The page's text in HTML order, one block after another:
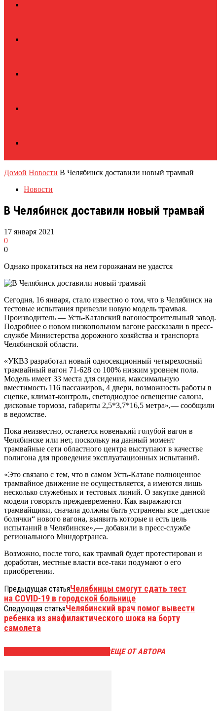
Домой Новости В Челябинск доставили новый трамвай
Новости
В Челябинск доставили новый трамвай
17 января 2021
0
0
Однако прокатиться на нем горожанам не удастся
Сегодня, 16 января, стало известно о том, что в Челябинск на
тестовые испытания привезли новую модель трамвая.
Производитель — Усть-Катавский вагоностроительный завод.
Подробнее о новом низкопольном вагоне рассказали в пресс-
службе Министерства дорожного хозяйства и транспорта
Челябинской области.
«УКВЗ разработал новый односекционный четырехосный
трамвайный вагон 71-628 со 100% низким уровнем пола.
Модель имеет 33 места для сидения, максимальную
вместимость 116 пассажиров, 4 двери, возможность работы в
сцепке, климат-контроль, светодиодное освещение салона,
дисковые тормоза, габариты 2,5*3,7*16,5 метра»,— сообщили
в ведомстве.
Пока неизвестно, останется новенький голубой вагон в
Челябинске или нет, поскольку на данный момент
трамвайные сети областного центра выступают в качестве
полигона для проведения эксплуатационных испытаний.
«Это связано с тем, что в самом Усть-Катаве полноценное
трамвайное движение не осуществляется, а имеются лишь
несколько служебных и тестовых линий. О закупке данной
модели говорить преждевременно. Как выражаются
трамвайщики, сначала должны быть устранены все „детские
болячки“ нового вагона, выявить которые и есть цель
испытаний в Челябинске»,— добавили в пресс-службе
регионального Миндортранса.
Возможно, после того, как трамвай будет протестирован и
доработан, местные власти все-таки подумают о его
приобретении.
Предыдущая статьяЧелябинцы смогут сдать тест
на COVID-19 в городской больнице
Следующая статьяЧелябинский врач помог вывести
ребенка из анафилактического шока на борту
самолета
ЕЩЕ ОТ АВТОРА